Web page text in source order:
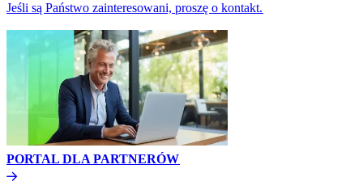
Jeśli są Państwo zainteresowani, proszę o kontakt.​​
PORTAL DLA PARTNERÓW​​